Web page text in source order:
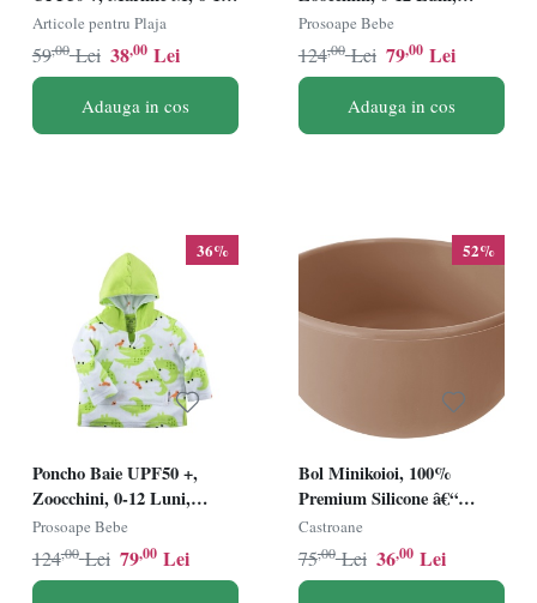
Luni - Ananas
Articole pentru Plaja
38,00 Lei
59,00 Lei
Adauga in cos
Seahorse
Prosoape Bebe
79,00 Lei
124,00 Lei
Adauga in cos
36%
Poncho Baie UPF50 +,
Zoocchini, 0-12 Luni,
Alligator
Prosoape Bebe
79,00 Lei
124,00 Lei
52%
Bol Minikoioi, 100%
Premium Silicone â€“
Woody Brown
Castroane
36,00 Lei
75,00 Lei